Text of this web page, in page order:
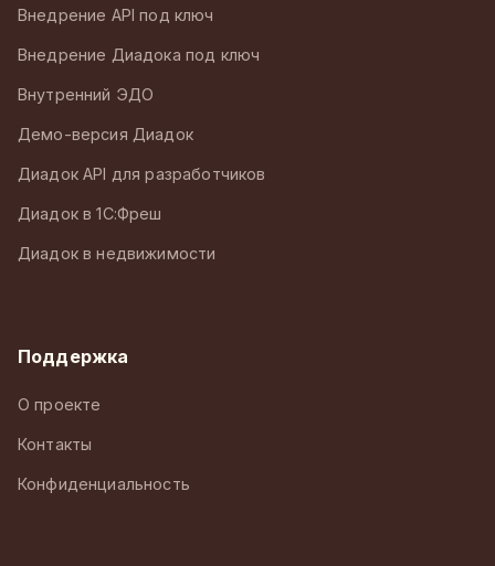
Внедрение API под ключ
Внедрение Диадока под ключ
Внутренний ЭДО
Демо-версия Диадок
Диадок API для разработчиков
Диадок в 1С:Фреш
Диадок в недвижимости
Поддержка
О проекте
Контакты
Конфиденциальность